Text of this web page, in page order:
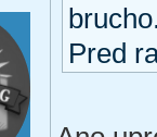
brucho.
Pred